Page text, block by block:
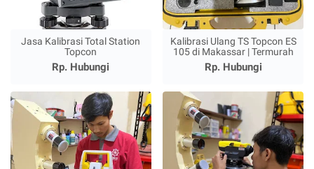
Jasa Kalibrasi Total Station
Topcon
Rp. Hubungi
Kalibrasi Ulang TS Topcon ES
105 di Makassar | Termurah
Rp. Hubungi